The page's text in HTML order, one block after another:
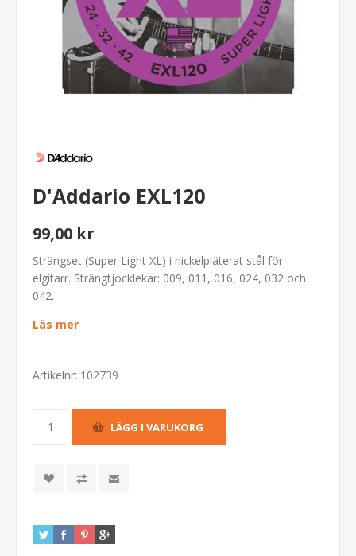
D'Addario EXL120
99,00 kr
Strängset (Super Light XL) i nickelpläterat stål för
elgitarr. Strängtjocklekar: 009, 011, 016, 024, 032 och
042.
Läs mer
Artikelnr: 102739